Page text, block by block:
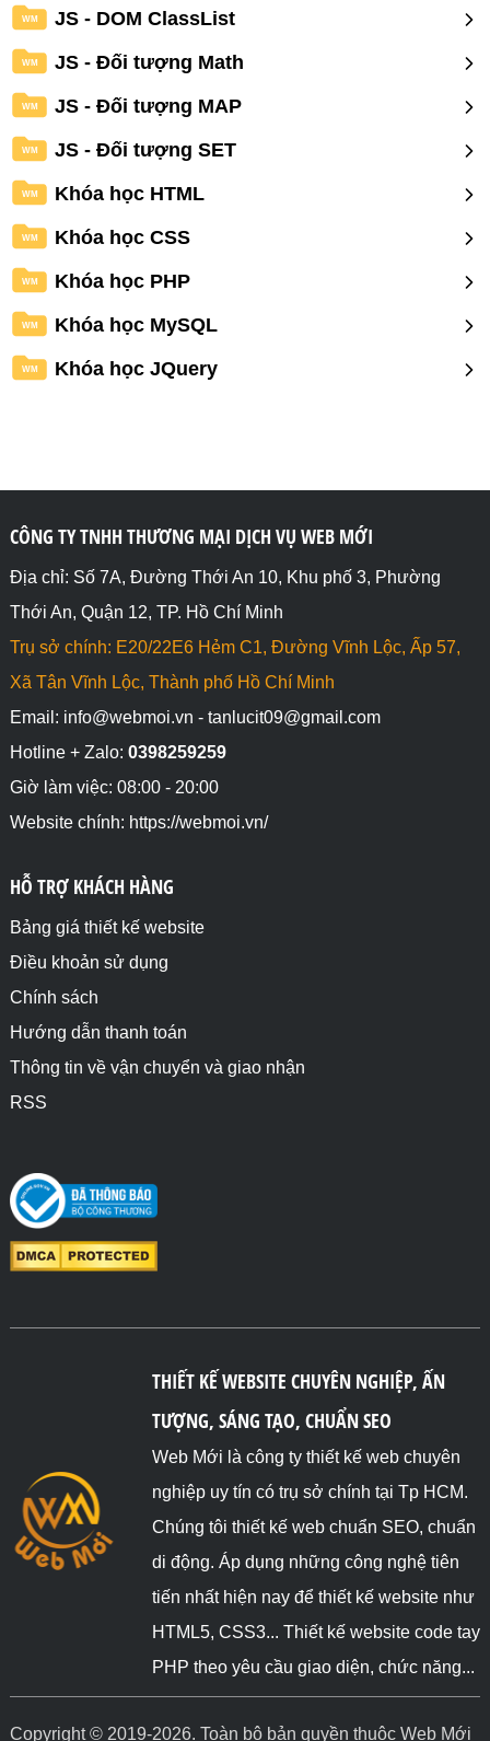
WM JS - DOM ClassList
WM JS - Đối tượng Math
WM JS - Đối tượng MAP
WM JS - Đối tượng SET
WM Khóa học HTML
WM Khóa học CSS
WM Khóa học PHP
WM Khóa học MySQL
WM Khóa học JQuery
CÔNG TY TNHH THƯƠNG MẠI DỊCH VỤ WEB MỚI
Địa chỉ: Số 7A, Đường Thới An 10, Khu phố 3, Phường
Thới An, Quận 12, TP. Hồ Chí Minh
Trụ sở chính: E20/22E6 Hẻm C1, Đường Vĩnh Lộc, Ấp 57,
Xã Tân Vĩnh Lộc, Thành phố Hồ Chí Minh
Email: info@webmoi.vn - tanlucit09@gmail.com
Hotline + Zalo: 0398259259
Giờ làm việc: 08:00 - 20:00
Website chính: https://webmoi.vn/
HỖ TRỢ KHÁCH HÀNG
Bảng giá thiết kế website
Điều khoản sử dụng
Chính sách
Hướng dẫn thanh toán
Thông tin về vận chuyển và giao nhận
RSS
THIẾT KẾ WEBSITE CHUYÊN NGHIỆP, ẤN
TƯỢNG, SÁNG TẠO, CHUẨN SEO
Web Mới là công ty thiết kế web chuyên
nghiệp uy tín có trụ sở chính tại Tp HCM.
Chúng tôi thiết kế web chuẩn SEO, chuẩn
di động. Áp dụng những công nghệ tiên
tiến nhất hiện nay để thiết kế website như
HTML5, CSS3... Thiết kế website code tay
PHP theo yêu cầu giao diện, chức năng...
Copyright © 2019-2026. Toàn bộ bản quyền thuộc Web Mới